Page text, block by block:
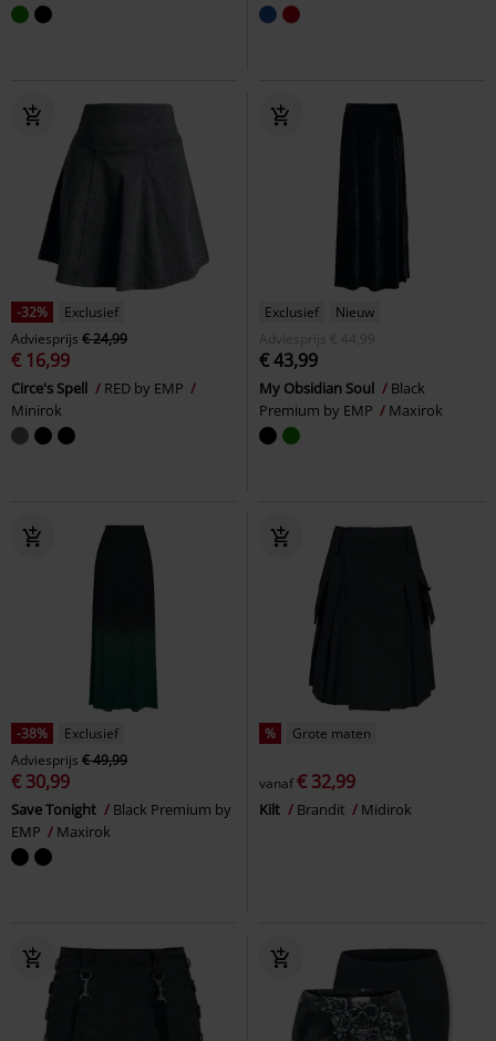
-32%
Exclusief
Adviesprijs € 24,99
€ 16,99
Circe's Spell
RED by EMP
Minirok
Exclusief
Nieuw
Adviesprijs
€ 44,99
€ 43,99
My Obsidian Soul
Black
Premium by EMP
Maxirok
-38%
Exclusief
Adviesprijs € 49,99
€ 30,99
Save Tonight
Black Premium by
EMP
Maxirok
% Grote maten
vanaf€ 32,99
Kilt Brandit Midirok